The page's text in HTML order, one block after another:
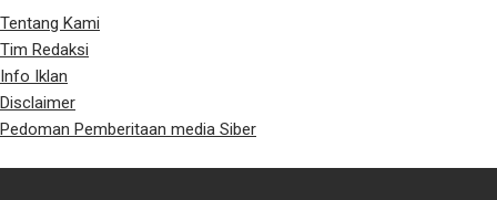
Tentang Kami
Tim Redaksi
Info Iklan
Disclaimer
Pedoman Pemberitaan media Siber